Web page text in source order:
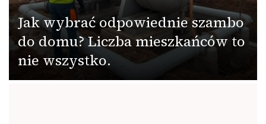
Jak wybrać odpowiednie szambo
do domu? Liczba mieszkańców to
nie wszystko.